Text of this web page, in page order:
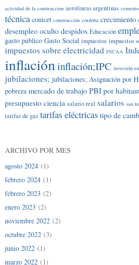
actividad de la construccion aerolíneas argentinas cemento
técnica conicet construcción cordoba crecimiento
desempleo ocultodespidos Educación
gasto publico Gasto Social impuestos impuestos
impuestos sobre electricidad INCAA
inflacióninflación;IPC inversión
jubilaciones; jubilaciones; Asignación por
pobreza mercado de trabajoPBI por
presupuesto ciencia salario real salarios san
tarifas de gas tarifas eléctricastipo de
ARCHIVO POR MES
agosto 2024 (1)
febrero 2024 (1)
febrero 2023 (2)
enero 2023 (2)
noviembre 2022 (2)
octubre 2022 (3)
junio 2022 (1)
marzo 2022 (1)